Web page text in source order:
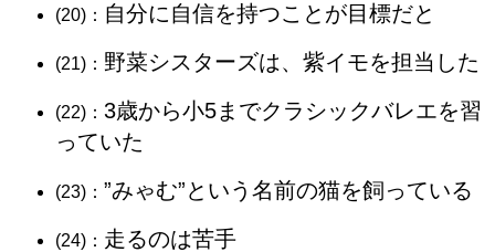
(20)： 自分に自信を持つことが目標だと
(21)： 野菜シスターズは、紫イモを担当した
(22)： 3歳から小5までクラシックバレエを習
っていた
(23)： ”みゃむ”という名前の猫を飼っている
(24)： 走るのは苦手